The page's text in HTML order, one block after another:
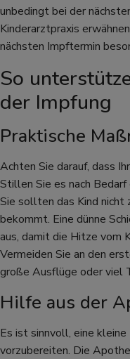
unbedingt bei der
Kinderarztpraxis
nächsten Impftermin
So
der Impfung
Praktische
Achten Sie darauf, dass
Stillen Sie es nach
Sie sollten das Kind nicht
bekommt. Eine dünne
aus, damit die Hitze vom
Vermeiden Sie an den
große Ausflüge oder viel
Hilfe aus der
Es ist sinnvoll, eine
vorzubereiten. Die